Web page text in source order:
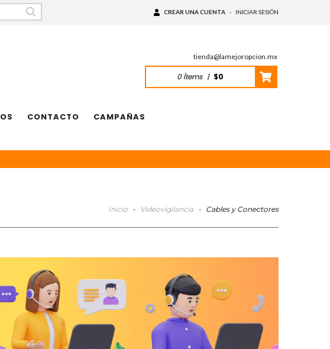
CREAR UNA CUENTA - INICIAR SESIÓN
tienda@lamejoropcion.mx
0Ítems | $0
CONTACTO
CAMPAÑAS
Inicio - Videovigilancia - Cables y Conectores